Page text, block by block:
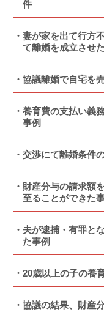
件
妻が家を出て行方
て離婚を成立させ
協議離婚で自宅を
養育費の支払い義
事例
交渉にて離婚条件
財産分与の請求額
至ることができた
夫が逮捕・有罪と
た事例
20歳以上の子の養
協議の結果、財産